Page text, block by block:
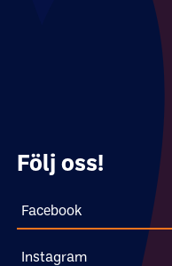
Följ oss!
Facebook
Instagram